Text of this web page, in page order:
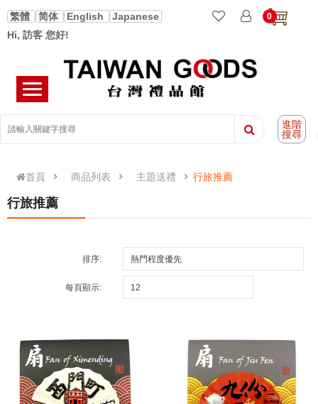
繁體 简体 English
Japanese
Hi, 訪客 您好!
0
進階
搜尋
首頁 商品列表 主題送禮 行旅推薦
行旅推薦
排序:
每頁顯示: